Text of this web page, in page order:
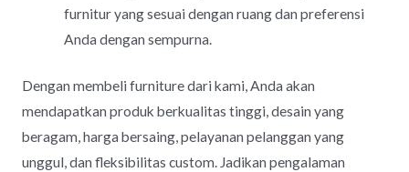
furnitur yang sesuai dengan ruang dan preferensi
Anda dengan sempurna.
Dengan membeli furniture dari kami, Anda akan
mendapatkan produk berkualitas tinggi, desain yang
beragam, harga bersaing, pelayanan pelanggan yang
unggul, dan fleksibilitas custom. Jadikan pengalaman